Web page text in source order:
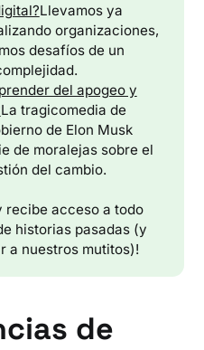
Llevamos ya
organizaciones,
desafíos de un
del apogeo y
La tragicomedia de
de Elon Musk
de moralejas sobre el
del cambio.
recibe acceso a todo
historias pasadas (y
a nuestros mutitos)!
de